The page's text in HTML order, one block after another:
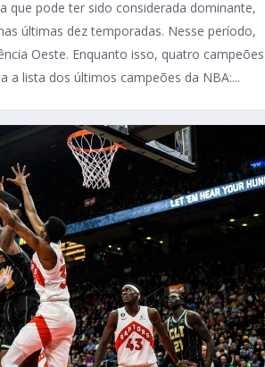
que pode ter sido considerada dominante,
últimas dez temporadas. Nesse período,
Oeste. Enquanto isso, quatro campeões
a lista dos últimos campeões da NBA:...